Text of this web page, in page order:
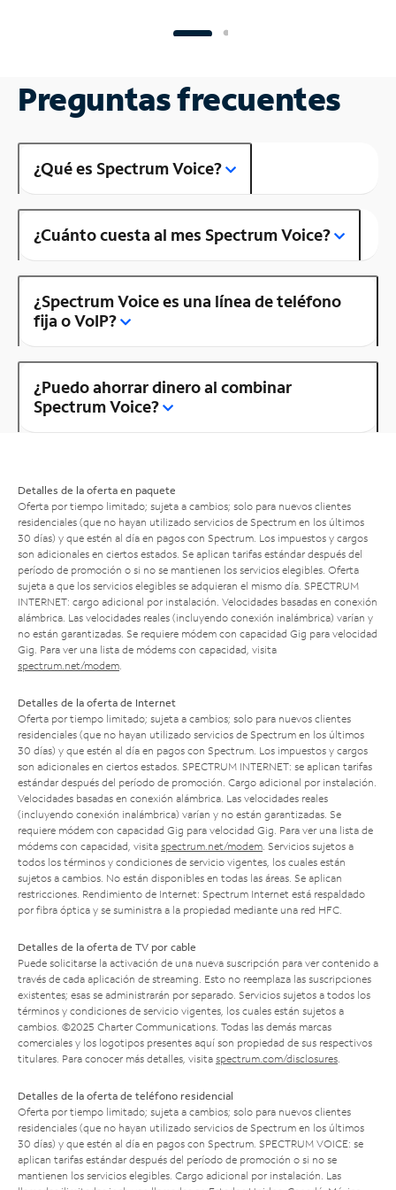
Preguntas frecuentes
¿Qué es Spectrum Voice?
¿Cuánto cuesta al mes Spectrum Voice?
¿Spectrum Voice es una línea de teléfono
fija o VoIP?
¿Puedo ahorrar dinero al combinar
Spectrum Voice?
Detalles de la oferta en paquete
Oferta por tiempo limitado; sujeta a cambios; solo para nuevos clientes
residenciales (que no hayan utilizado servicios de Spectrum en los últimos
30 días) y que estén al día en pagos con Spectrum. Los impuestos y cargos
son adicionales en ciertos estados. Se aplican tarifas estándar después del
período de promoción o si no se mantienen los servicios elegibles. Oferta
sujeta a que los servicios elegibles se adquieran el mismo día. SPECTRUM
INTERNET: cargo adicional por instalación. Velocidades basadas en conexión
alámbrica. Las velocidades reales (incluyendo conexión inalámbrica) varían y
no están garantizadas. Se requiere módem con capacidad Gig para velocidad
Gig. Para ver una lista de módems con capacidad, visita
spectrum.net/modem
Detalles de la oferta de Internet
Oferta por tiempo limitado; sujeta a cambios; solo para nuevos clientes
residenciales (que no hayan utilizado servicios de Spectrum en los últimos
30 días) y que estén al día en pagos con Spectrum. Los impuestos y cargos
son adicionales en ciertos estados. SPECTRUM INTERNET: se aplican tarifas
estándar después del período de promoción. Cargo adicional por instalación.
Velocidades basadas en conexión alámbrica. Las velocidades reales
(incluyendo conexión inalámbrica) varían y no están garantizadas. Se
requiere módem con capacidad Gig para velocidad Gig. Para ver una lista de
módems con capacidad, visita spectrum.net/modem . Servicios sujetos a
todos los términos y condiciones de servicio vigentes, los cuales están
sujetos a cambios. No están disponibles en todas las áreas. Se aplican
restricciones. Rendimiento de Internet: Spectrum Internet está respaldado
por fibra óptica y se suministra a la propiedad mediante una red HFC.
Detalles de la oferta de TV por cable
Puede solicitarse la activación de una nueva suscripción para ver contenido a
través de cada aplicación de streaming. Esto no reemplaza las suscripciones
existentes; esas se administrarán por separado. Servicios sujetos a todos los
términos y condiciones de servicio vigentes, los cuales están sujetos a
cambios. ©2025 Charter Communications. Todas las demás marcas
comerciales y los logotipos presentes aquí son propiedad de sus respectivos
titulares. Para conocer más detalles, visita spectrum.com/disclosures
Detalles de la oferta de teléfono residencial
Oferta por tiempo limitado; sujeta a cambios; solo para nuevos clientes
residenciales (que no hayan utilizado servicios de Spectrum en los últimos
30 días) y que estén al día en pagos con Spectrum. SPECTRUM VOICE: se
aplican tarifas estándar después del período de promoción o si no se
mantienen los servicios elegibles. Cargo adicional por instalación. Las